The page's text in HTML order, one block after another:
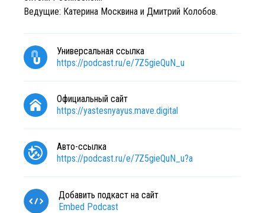
Ведущие: Катерина Москвина и Дмитрий Колобов.
Универсальная ссылка
https://podcast.ru/e/7Z5gieQuN_u
Официальный сайт
https://yastesnyayus.mave.digital
Авто-ссылка
https://podcast.ru/e/7Z5gieQuN_u?a
Добавить подкаст на сайт
Embed Podcast